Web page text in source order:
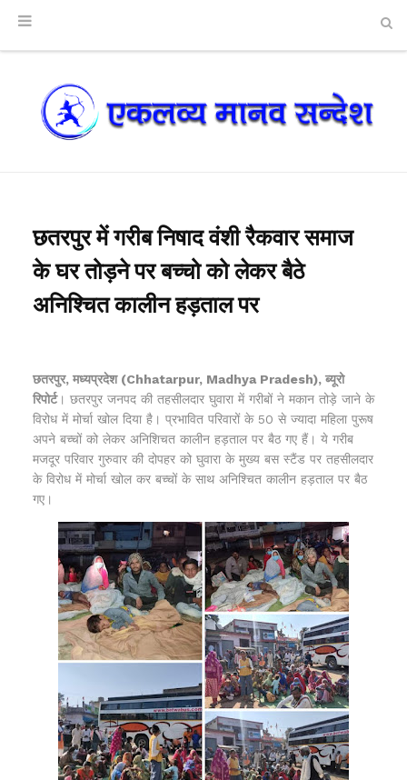
छतरपुर में गरीब निषाद वंशी रैकवार समाज
के घर तोड़ने पर बच्चो को लेकर बैठे
अनिश्चित कालीन हड़ताल पर
छतरपुर, मध्यप्रदेश (Chhatarpur, Madhya Pradesh), ब्यूरो
रिपोर्ट। छतरपुर जनपद की तहसीलदार घुवारा में गरीबों ने मकान तोड़े जाने के
विरोध में मोर्चा खोल दिया है। प्रभावित परिवारों के 50 से ज्यादा महिला पुरूष
अपने बच्चों को लेकर अनिशिचत कालीन हड़ताल पर बैठ गए हैं। ये गरीब
मजदूर परिवार गुरुवार की दोपहर को घुवारा के मुख्य बस स्टैंड पर तहसीलदार
के विरोध में मोर्चा खोल कर बच्चों के साथ अनिश्चित कालीन हड़ताल पर बैठ
गए।